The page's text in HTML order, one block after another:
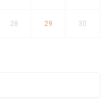
28 29 30